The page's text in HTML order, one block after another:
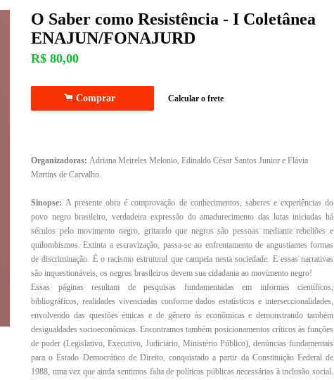
O Saber como Resistência - I Coletânea
ENAJUN/FONAJURD
R$ 80,00
. Comprar Calcular o frete
Organizadoras: Adriana Meireles Melonio, Edinaldo César Santos Junior e Flávia
Martins de Carvalho.
Sinopse: A presente obra é comprovação de conhecimentos, saberes e experiências do
povo negro brasileiro, verdadeira expressão do amadurecimento das lutas iniciadas há
séculos pelo movimento negro, gritando que negros são pessoas mediante rebeliões e
quilombismos. Extinta a escravização, passa-se ao enfrentamento de angustiantes formas
de discriminação. É o racismo estrutural que campeia nesta sociedade. E essas narrativas
são inquestionáveis, os negros brasileiros devem sua cidadania ao movimento negro!
Essas páginas resultam de pesquisas fundamentadas em informes científicos,
bibliográficos, realidades vivenciadas conforme dados estatísticos e interseccionalidades,
envolvendo das questões étnicas e de gênero às econômicas e demonstrando também
desigualdades socioeconômicas. Encontramos também posicionamentos críticos às funções
de poder (Legislativo, Executivo, Judiciário, Ministério Público), denúncias fundamentais
para o Estado Democrático de Direito, conquistado a partir da Constituição Federal de
1988, uma vez que ainda sentimos falta de políticas públicas necessárias à inclusão social.